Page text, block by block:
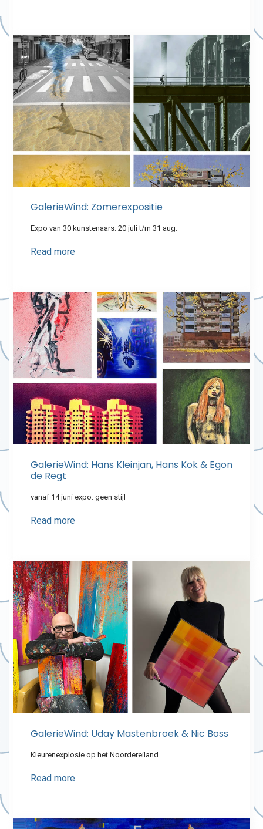
GalerieWind: Zomerexpositie
Expo van 30 kunstenaars: 20 juli t/m 31 aug.
Read more
GalerieWind: Hans Kleinjan, Hans Kok & Egon
de Regt
vanaf 14 juni expo: geen stijl
Read more
GalerieWind: Uday Mastenbroek & Nic Boss
Kleurenexplosie op het Noordereiland
Read more